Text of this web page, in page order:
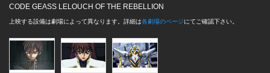
CODE GEASS LELOUCH OF THE REBELLION
上映する設備は劇場によって異なります。詳細は各劇場のページにてご確認下さい。